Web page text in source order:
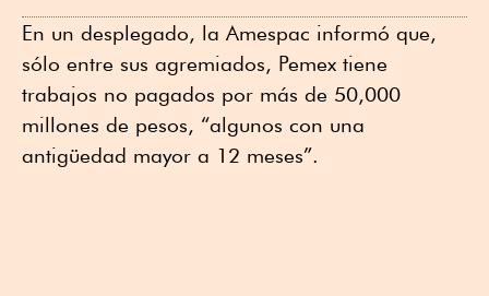
En un desplegado, la Amespac informó que,
sólo entre sus agremiados, Pemex tiene
trabajos no pagados por más de 50,000
millones de pesos, “algunos con una
antigüedad mayor a 12 meses”.